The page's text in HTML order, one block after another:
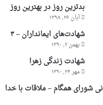
بدترین روز در بهترین روز
آبان ۲۶, ۱۳۹۸
شهادت‌های ایمانداران – ۳
بهمن ۲, ۱۳۹۰
شهادت زندگی زهرا
مهر ۲۴, ۱۳۹۰
شورای همگام – ملاقات با خدا